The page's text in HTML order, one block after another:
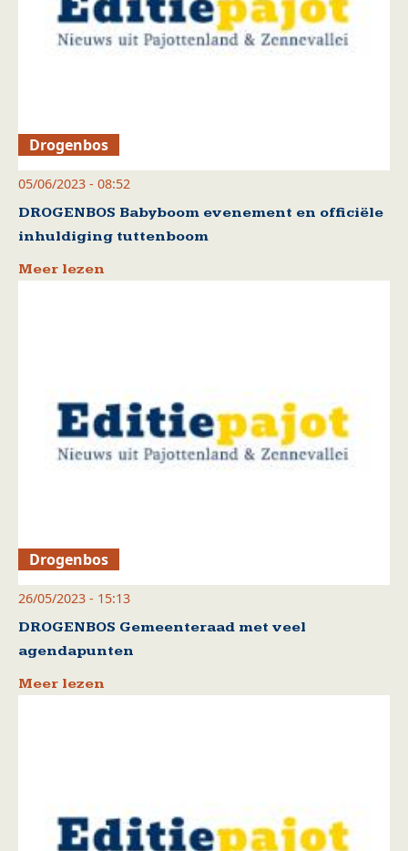
Drogenbos
05/06/2023 - 08:52
DROGENBOS Babyboom evenement en officiële
inhuldiging tuttenboom
Meer lezen
Drogenbos
26/05/2023 - 15:13
DROGENBOS Gemeenteraad met veel
agendapunten
Meer lezen